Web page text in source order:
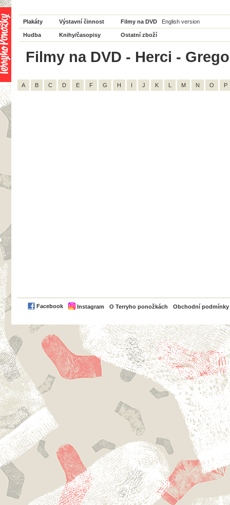
Plakáty Výstavní činnost Filmy na DVD English version
Hudba Knihy/časopisy Ostatní zboží
Filmy na DVD - Herci -
A B C D E F G H I J K L M N O P
Facebook Instagram O Terryho ponožkách Obchodní podmínky
PayPal